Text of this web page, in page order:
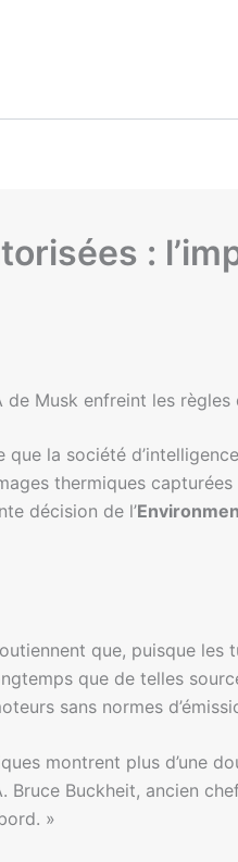
:
Musk enfreint les règles
la société
thermiques
décision de l’
que, puisque
que de telles
sans normes
montrent plus d’une
Bruce Buckheit, ancien
»